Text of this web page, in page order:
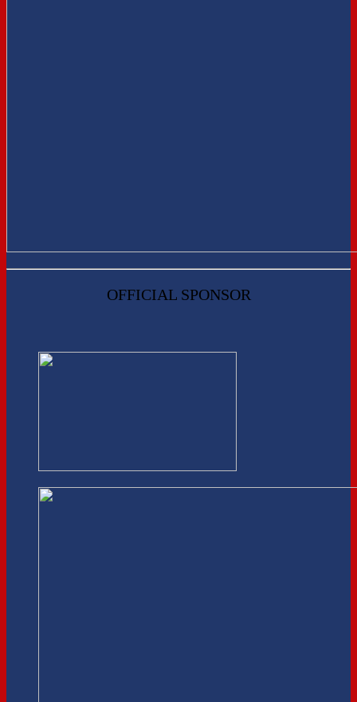
OFFICIAL SPONSOR